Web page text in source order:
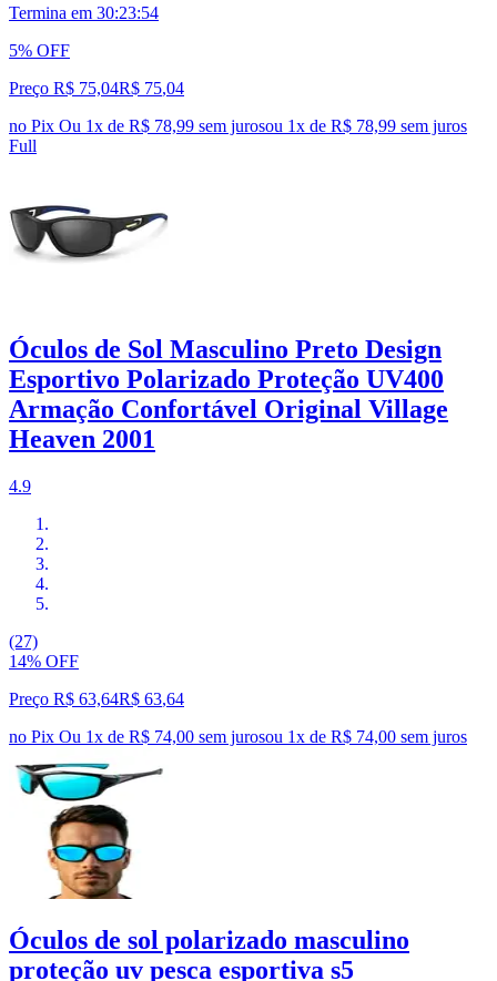
Termina em 30:23:53
5% OFF
Preço R$ 75,04R$ 75,04
no Pix Ou 1x de R$ 78,99 sem jurosou 1x de R$ 78,99 sem juros
Full
Óculos de Sol Masculino Preto Design
Esportivo Polarizado Proteção UV400
Armação Confortável Original Village
Heaven 2001
4.9
(27)
14% OFF
Preço R$ 63,64R$ 63,64
no Pix Ou 1x de R$ 74,00 sem jurosou 1x de R$ 74,00 sem juros
Óculos de sol polarizado masculino
proteção uv pesca esportiva s5